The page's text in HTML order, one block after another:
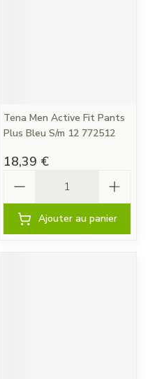
Tena Men Active Fit Pants
Plus Bleu S/m 12 772512
18,39 €
Ajouter au panier